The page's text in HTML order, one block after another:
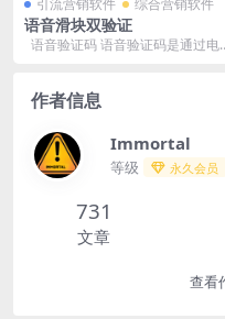
引流营销软件 综合营销软件
语音滑块双验证
语音验证码 语音验证码是通过电
作者信息
Immortal
等级 永久会员
731
文章
查看